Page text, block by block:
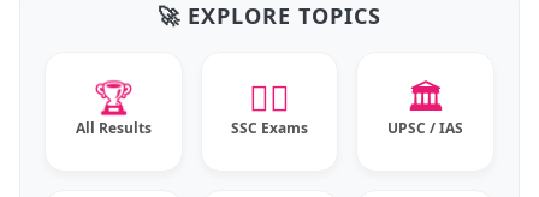
🚀 EXPLORE TOPICS
🏆
All Results
👮‍♂️
SSC Exams
🏛️
UPSC / IAS